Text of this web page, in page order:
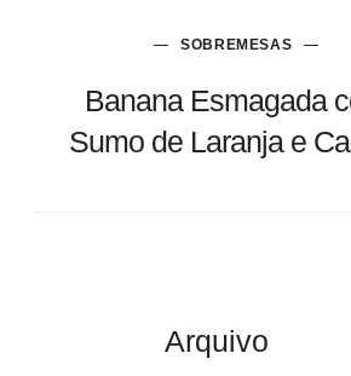
SOBREMESAS
Banana Esmagada
Sumo de Laranja e
Arquivo